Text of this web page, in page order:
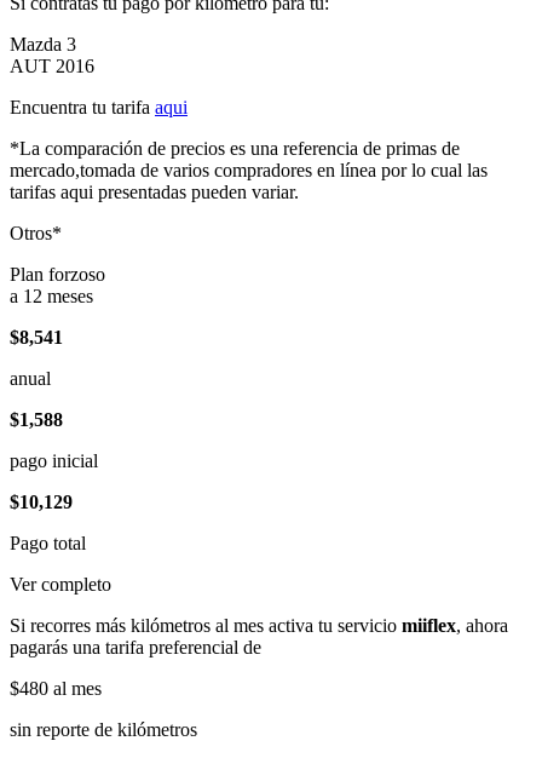
Mazda 3
AUT 2016
Encuentra tu tarifa aqui
*La comparación de precios es una referencia de primas de
mercado,tomada de varios compradores en línea por lo cual las
tarifas aqui presentadas pueden variar.
Otros*
Plan forzoso
a 12 meses
$8,541
anual
$1,588
pago inicial
$10,129
Pago total
Ver completo
Si recorres más kilómetros al mes activa tu servicio miiflex, ahora
pagarás una tarifa preferencial de
$480 al mes
sin reporte de kilómetros